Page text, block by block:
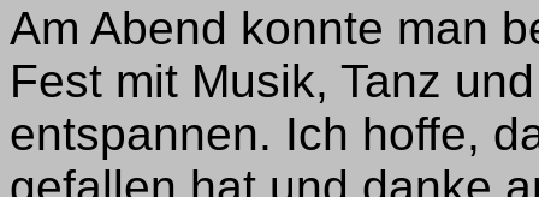
Am Abend konnte man
Fest mit Musik, Tanz
entspannen. Ich hoffe,